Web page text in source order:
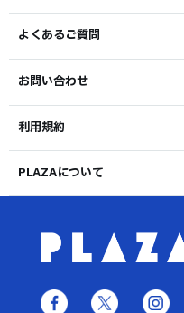
よくあるご質問
お問い合わせ
利用規約
PLAZAについて